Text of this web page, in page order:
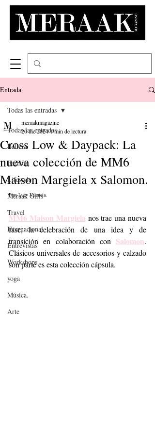
Entrada
Todas las entradas
Belleza
Fashion
Lifestyle
Meraak Girls
Travel
Internacional
Entrevistas
Workshops
yoga
Música.
Arte
Todas las entradas
Cross Low & Daypack: La
nueva colección de MM6
Maison Margiela x Salomon.
meraakmagazine
20 dic 20241 min de lectura
Por: Lucy Valencia.
MM6 Maison Margiela nos trae una nueva
fase, la celebración de una idea y de
transición en colaboración con Salomon.
Clásicos universales de accesorios y calzado
son parte es esta colección cápsula.